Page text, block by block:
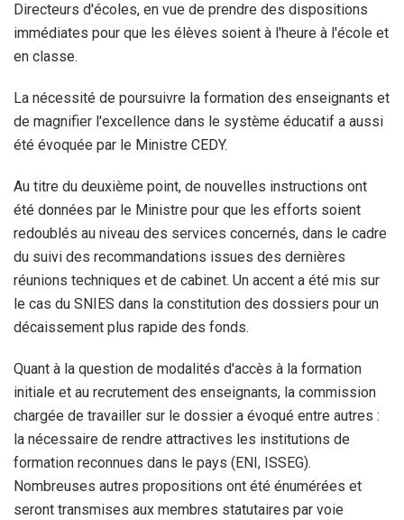
Directeurs d'écoles, en vue de prendre des dispositions
immédiates pour que les élèves soient à l'heure à l'école et
en classe.
La nécessité de poursuivre la formation des enseignants et
de magnifier l'excellence dans le système éducatif a aussi
été évoquée par le Ministre CEDY.
Au titre du deuxième point, de nouvelles instructions ont
été données par le Ministre pour que les efforts soient
redoublés au niveau des services concernés, dans le cadre
du suivi des recommandations issues des dernières
réunions techniques et de cabinet. Un accent a été mis sur
le cas du SNIES dans la constitution des dossiers pour un
décaissement plus rapide des fonds.
Quant à la question de modalités d'accès à la formation
initiale et au recrutement des enseignants, la commission
chargée de travailler sur le dossier a évoqué entre autres :
la nécessaire de rendre attractives les institutions de
formation reconnues dans le pays (ENI, ISSEG).
Nombreuses autres propositions ont été énumérées et
seront transmises aux membres statutaires par voie